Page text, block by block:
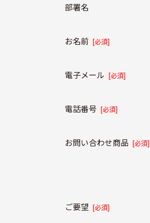
部署名
お名前 [必須]
電子メール [必須]
電話番号 [必須]
お問い合わせ商品 [必須]
ご要望 [必須]